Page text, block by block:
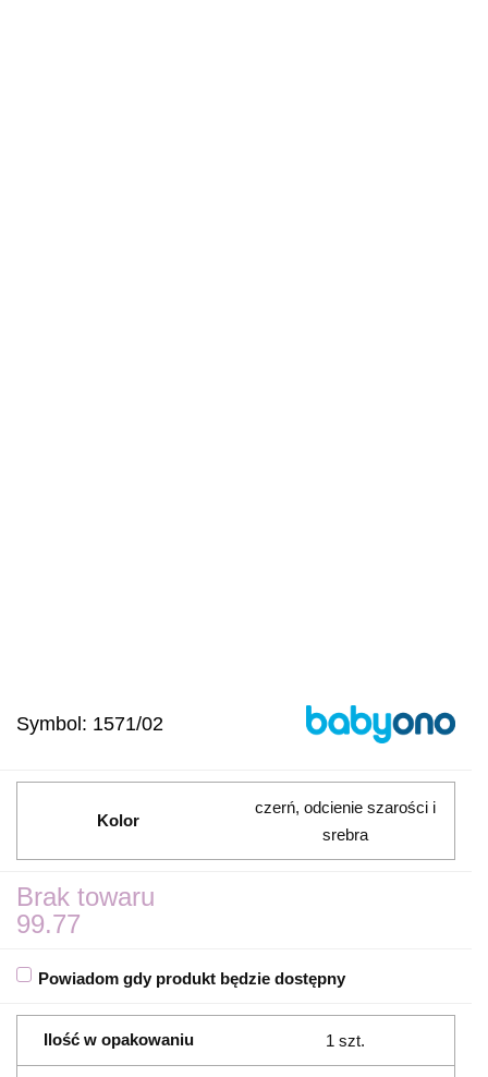
Symbol: 1571/02
Kolor
czerń, odcienie szarości i
srebra
Brak towaru
99.77
Powiadom gdy produkt będzie dostępny
Ilość w opakowaniu 1 szt.